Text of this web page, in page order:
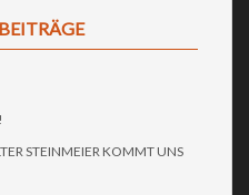
STEINMEIER KOMMT UNS